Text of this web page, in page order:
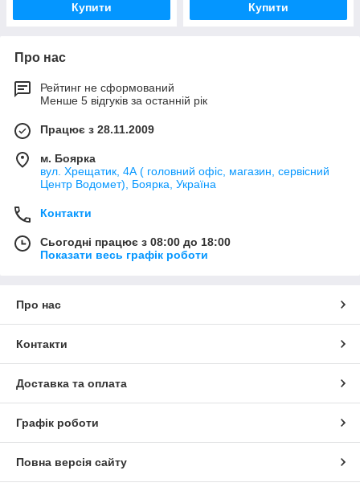
Купити Купити
Про нас
Рейтинг не сформований
Менше 5 відгуків за останній рік
Працює з 28.11.2009
м. Боярка
вул. Хрещатик, 4А ( головний офіс, магазин, сервісний
Центр Водомет), Боярка, Україна
Контакти
Сьогодні працює з 08:00 до 18:00
Показати весь графік роботи
Про нас
Контакти
Доставка та оплата
Графік роботи
Повна версія сайту